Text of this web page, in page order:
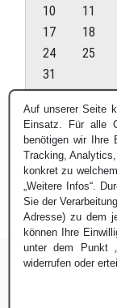
August 2026
10
11
17
18
24
25
31
« Juli
Auf unserer Seite
Einsatz. Für alle
benötigen wir Ihre
Tracking,
konkret zu
„Weitere Infos“.
Sie der
Adresse) zu dem
können Ihre
unter dem Punkt
widerrufen oder